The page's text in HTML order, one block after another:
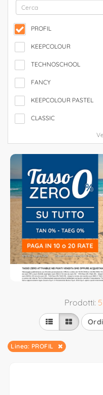
PROFIL
KEEPCOLOUR
TECHNOSCHOOL
FANCY
KEEPCOLOUR PASTEL
CLASSIC
Prodotti: 5
Linea: PROFIL